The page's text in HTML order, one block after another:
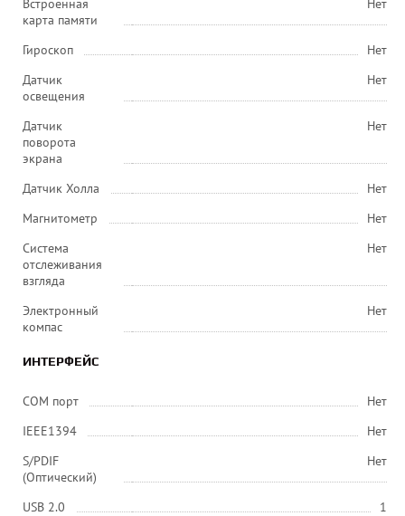
Встроенная
карта памяти
Нет
Гироскоп
Нет
Датчик
освещения
Нет
Датчик
поворота
экрана
Нет
Датчик Холла
Нет
Магнитометр
Нет
Система
отслеживания
взгляда
Нет
Электронный
компас
Нет
ИНТЕРФЕЙС
COM порт
Нет
IEEE1394
Нет
S/PDIF
(Оптический)
Нет
USB 2.0
1